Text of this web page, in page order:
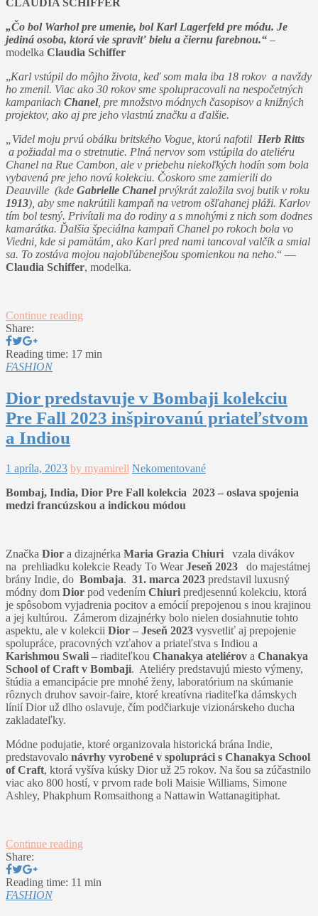
CLAUDIA SCHIFFER
„Čo bol Warhol pre umenie, bol Karl Lagerfeld pre módu. Je
jediná osoba, ktorá vie spraviť bielu a čiernu farebnou.“ –
modelka Claudia Schiffer
„Karl vstúpil do môjho života, keď som mala iba 18 rokov a navždy
ho zmenil. Viac ako 30 rokov sme spolupracovali na nespočetných
kampaniach Chanel, pre množstvo módnych časopisov a knižných
projektov, ako aj pre jeho vlastnú značku a ďalšie.
„Videl moju prvú obálku britského Vogue, ktorú nafotil Herb Ritts
a požiadal ma o stretnutie. Plná nervov som vstúpila do ateliéru
Chanel na Rue Cambon, ale v priebehu niekoľkých hodín som bola
vybavená pre jeho novú kolekciu. Čoskoro sme zamierili do
Deauville (kde Gabrielle Chanelprvýkrát založila svoj butik v roku
1913), aby sme nakrútili kampaň na vetrom ošľahanej pláži. Karlov
tím bol tesný. Privítali ma do rodiny a s mnohými z nich som dodnes
kamarátka. Ďalšia špeciálna kampaň Chanel po rokoch bola vo
Viedni, kde si pamätám, ako Karl pred nami tancoval valčík a smial
sa. To zostáva mojou najobľúbenejšou spomienkou na neho.“ —
Claudia Schiffer, modelka.
Continue reading
Share:
Reading time: 17 min
FASHION
Dior predstavuje v Bombaji kolekciu
Pre Fall 2023 inšpirovanú priateľstvom
a Indiou
1 apríla, 2023 by myamirell Nekomentované
Bombaj, India, Dior Pre Fall kolekcia 2023 – oslava spojenia
medzi francúzskou a indickou módou
Značka Dior a dizajnérka Maria Grazia Chiuri
vzala divákov
na prehliadku kolekcie Ready To WearJeseň 2023 do majestátnej
brány Indie, do Bombaja. 31. marca 2023 predstavil luxusný
módny dom Dior pod vedením Chiuri predjesennú kolekciu, ktorá
je spôsobom vyjadrenia pocitov a emócií prepojenou s inou krajinou
a jej kultúrou. Zámerom dizajnérky bolo nielen dosiahnutie tohto
aspektu, ale v kolekcii Dior – Jeseň 2023 vysvetliť aj prepojenie
spolupráce, pracovných vzťahov a priateľstva s Indiou a
Karishmou Swali – riaditeľkou Chanakya ateliérov a Chanakya
School of Craft v Bombaji. Ateliéry predstavujú miesto výmeny,
štúdia a emancipácie pre mnohé ženy, laboratórium na skúmanie
rôznych druhov savoir-faire, ktoré kreatívna riaditeľka dámskych
línií Dior už dlho oslavuje, čím podčiarkuje vizionárskeho ducha
zakladateľky.
Módne podujatie, ktoré organizovala historická brána Indie,
predstavovalo návrhy vyrobené v spolupráci s Chanakya School
of Craft, ktorá vyšíva kúsky Dior už 25 rokov. Na šou sa zúčastnilo
viac ako 800 hostí, v prvom rade boli Maisie Williams, Simone
Ashley, Phakphum Romsaithong a Nattawin Wattanagitiphat.
Continue reading
Share:
Reading time: 11 min
FASHION